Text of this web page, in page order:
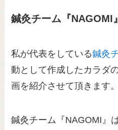
鍼灸チーム『NAGOMI』
私が代表をしている鍼灸
動として作成したカラダ
画を紹介させて頂きます。
鍼灸チーム『NAGOMI』